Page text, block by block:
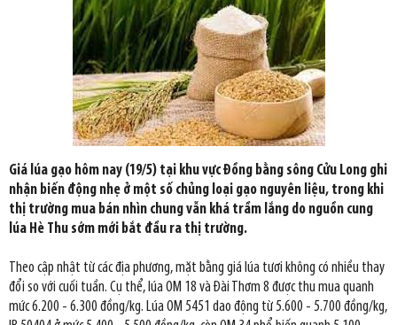
Giá lúa gạo hôm nay (19/5) tại khu vực Đồng bằng sông Cửu Long ghi
nhận biến động nhẹ ở một số chủng loại gạo nguyên liệu, trong khi
thị trường mua bán nhìn chung vẫn khá trầm lắng do nguồn cung
lúa Hè Thu sớm mới bắt đầu ra thị trường.
Theo cập nhật từ các địa phương, mặt bằng giá lúa tươi không có nhiều thay
đổi so với cuối tuần. Cụ thể, lúa OM 18 và Đài Thơm 8 được thu mua quanh
mức 6.200 - 6.300 đồng/kg. Lúa OM 5451 dao động từ 5.600 - 5.700 đồng/kg,